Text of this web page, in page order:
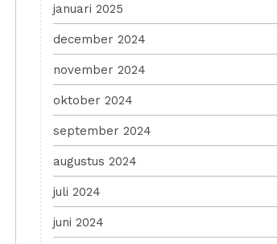
januari 2025
december 2024
november 2024
oktober 2024
september 2024
augustus 2024
juli 2024
juni 2024